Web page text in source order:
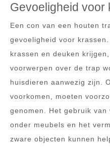
Gevoeligheid voor
Een con van een houten
gevoeligheid voor
krassen en deuken
voorwerpen over de trap
huisdieren aanwezig zijn.
voorkomen, moeten
genomen. Het gebruik
onder meubels en het
zware objecten kunnen